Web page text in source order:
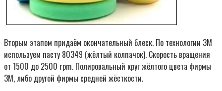
Вто­рым эта­пом при­да­ём окон­ча­тель­ный блеск. По тех­но­ло­гии 3М
исполь­зу­ем пас­ту 80349 (жёл­тый кол­па­чок). Ско­рость вра­ще­ния
от 1500 до 2500 rpm. Поли­ро­валь­ный круг жёл­то­го цве­та фир­мы
3М, либо дру­гой фир­мы сред­ней жёсткости.